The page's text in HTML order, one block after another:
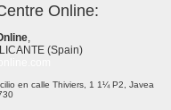
Online:
,
(Spain)
en calle Thiviers, 1 1¼ P2, Javea